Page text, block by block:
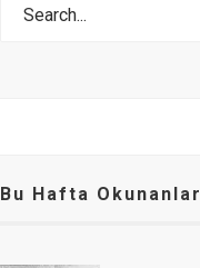
Bu Hafta Okunanlar